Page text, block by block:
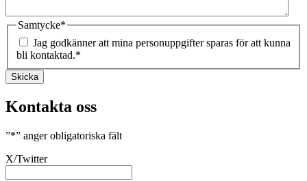
Samtycke*
Jag godkänner att mina personuppgifter sparas för att kunna
bli kontaktad.*
Skicka
Kontakta oss
”*” anger obligatoriska fält
X/Twitter